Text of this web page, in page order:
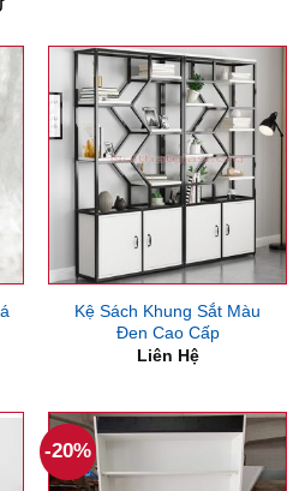
Kệ Sách Khung Sắt Màu
Đen Cao Cấp
Liên Hệ
-20%